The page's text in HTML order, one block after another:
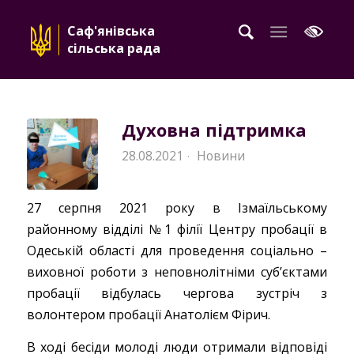
Саф'янівська
сільська рада
Духовна підтримка
28.08.2021 · Новини
27 серпня 2021 року в Ізмаїльському
районному відділі №1 філії Центру пробації в
Одеській області для проведення соціально –
виховної роботи з неповнолітніми суб’єктами
пробації відбулась чергова зустріч з
волонтером пробації Анатолієм Фірич.
В ході бесіди молоді люди отримали відповіді